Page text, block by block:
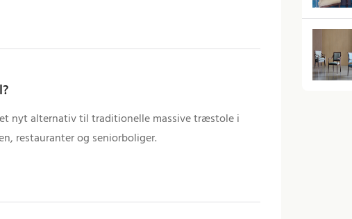
nyt alternativ til traditionelle massive træstole i
restauranter og seniorboliger.